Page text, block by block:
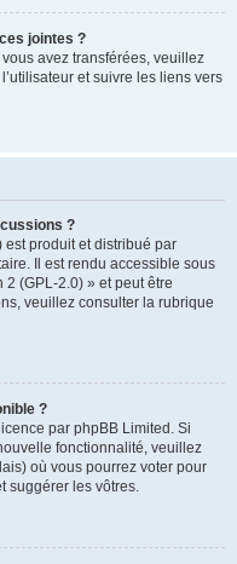
jointes ?
avez transférées, veuillez
et suivre les liens vers
?
produit et distribué par
Il est rendu accessible sous
(GPL-2.0) » et peut être
veuillez consulter la rubrique
?
par phpBB Limited. Si
fonctionnalité, veuillez
où vous pourrez voter pour
suggérer les vôtres.